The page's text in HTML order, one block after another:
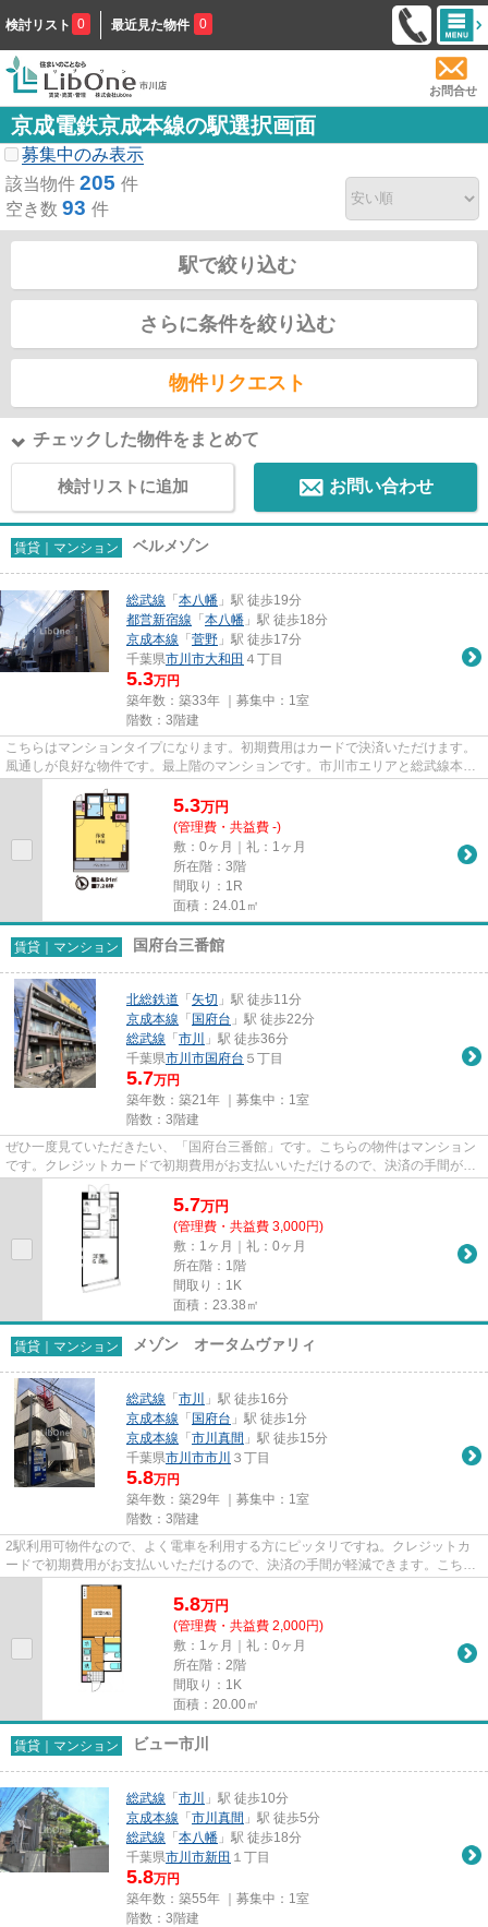
検討リスト 0 最近見た物件 0
お問合せ
京成電鉄京成本線の駅選択画面
募集中のみ表示
該当物件 205 件
空き数 93 件
駅で絞り込む
さらに条件を絞り込む
物件リクエスト
チェックした物件をまとめて
検討リストに追加 お問い合わせ
賃貸｜マンション ベルメゾン
総武線 「 本八幡 」駅 徒歩19分
都営新宿線 「 本八幡 」駅 徒歩18分
京成本線 「 菅野 」駅 徒歩17分
千葉県市川市大和田 ４丁目
5.3万円
築年数：築33年 ｜募集中： 1室
階数：3階建
こちらはマンションタイプになります。初期費用はカードで決済いただけます。
風通しが良好な物件です。最上階のマンションです。市川市エリアと総武線本八
5.3万円
(管理費・共益費 -)
敷：0ヶ月｜礼：1ヶ月
所在階：3階
間取り：1R
面積：24.01㎡
賃貸｜マンション 国府台三番館
北総鉄道 「 矢切 」駅 徒歩11分
京成本線 「 国府台 」駅 徒歩22分
総武線 「 市川
」駅 徒歩36分
千葉県市川市国府台 ５丁目
5.7万円
築年数：築21年 ｜募集中： 1室
階数：3階建
ぜひ一度見ていただきたい、「国府台三番館」です。こちらの物件はマンション
です。クレジットカードで初期費用がお支払いいただけるので、決済の手間が軽
減できます。駅まで歩いて11...
5.7万円
(管理費・共益費 3,000円)
敷：1ヶ月｜礼：0ヶ月
所在階：1階
間取り：1K
面積：23.38㎡
賃貸｜マンション メゾン オータムヴァリィ
総武線 「 市川
」駅 徒歩16分
京成本線 「 国府台 」駅 徒歩1分
京成本線 「 市川真間 」駅 徒歩15分
千葉県市川市市川 ３丁目
5.8万円
築年数：築29年 ｜募集中： 1室
階数：3階建
2駅利用可物件なので、よく電車を利用する方にピッタリですね。クレジットカ
ードで初期費用がお支払いいただけるので、決済の手間が軽減できます。こちら
はマンションタイプになります...
5.8万円
(管理費・共益費 2,000円)
敷：1ヶ月｜礼：0ヶ月
所在階：2階
間取り：1K
面積：20.00㎡
賃貸｜マンション ビュー市川
総武線 「 市川
」駅 徒歩10分
京成本線 「 市川真間 」駅 徒歩5分
総武線 「 本八幡 」駅 徒歩18分
千葉県市川市新田 １丁目
5.8万円
築年数：築55年 ｜募集中： 1室
階数：3階建